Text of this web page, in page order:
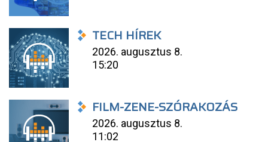
TECH HÍREK
2026. augusztus 8.
15:20
FILM-ZENE-SZÓRAKOZÁS
2026. augusztus 8.
11:02